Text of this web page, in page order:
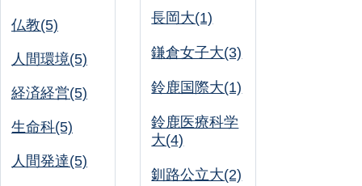
仏教(5)
人間環境(5)
経済経営(5)
生命科(5)
人間発達(5)
長岡大(1)
鎌倉女子大(3)
鈴鹿国際大(1)
鈴鹿医療科学
大(4)
釧路公立大(2)